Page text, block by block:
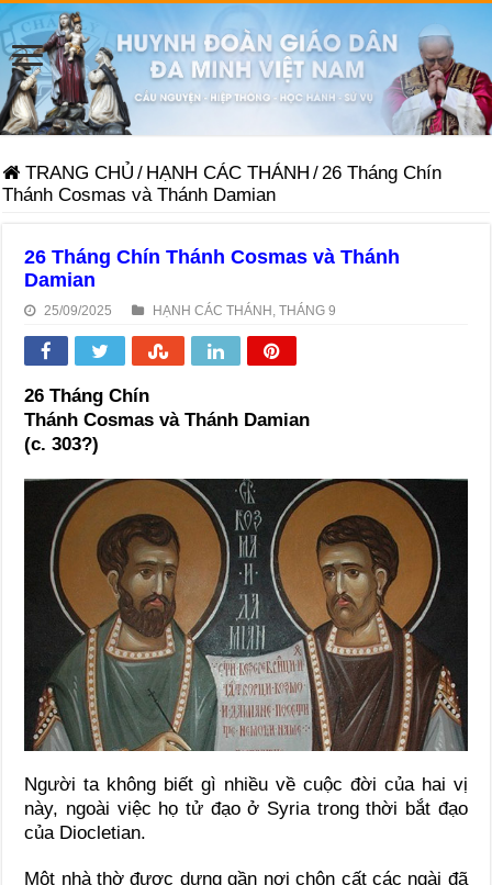
TRANG CHỦ / HẠNH CÁC THÁNH / 26 Tháng Chín
Thánh Cosmas và Thánh Damian
26 Tháng Chín Thánh Cosmas và Thánh
Damian
25/09/2025 HẠNH CÁC THÁNH ,THÁNG 9
26 Tháng Chín
Thánh Cosmas và Thánh Damian
(c. 303?)
Người ta không biết gì nhiều về cuộc đời của hai vị
này, ngoài việc họ tử đạo ở Syria trong thời bắt đạo
của Diocletian.
Một nhà thờ được dựng gần nơi chôn cất các ngài đã